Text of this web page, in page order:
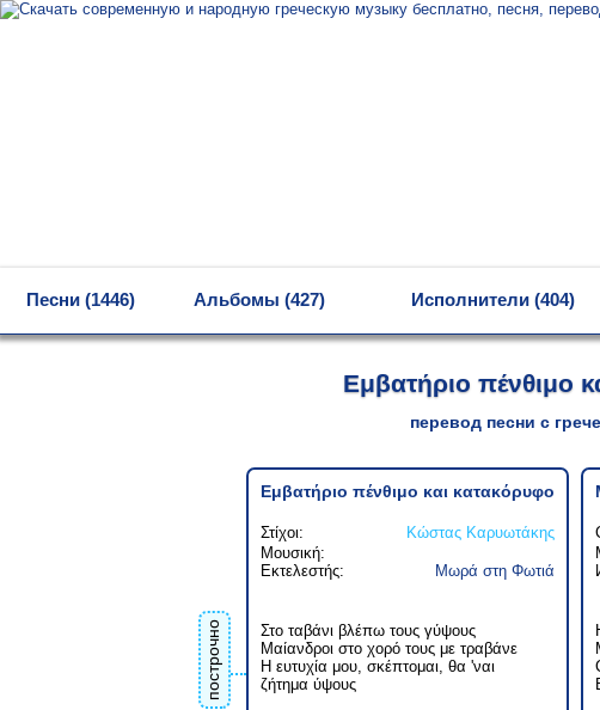
Песни (1446) Альбомы (427) Исполнители (404)
Εμβατήριο πένθιμο
перевод песни с
построчно
Εμβατήριο πένθιμο και κατακόρυφο
Στίχοι:
Κώστας Καρυωτάκης
Μουσική:
Εκτελεστής:
Μωρά στη Φωτιά
Στο ταβάνι βλέπω τους γύψους
Μαίανδροι στο χορό τους με τραβάνε
Η ευτυχία μου, σκέπτομαι, θα 'ναι
ζήτημα ύψους